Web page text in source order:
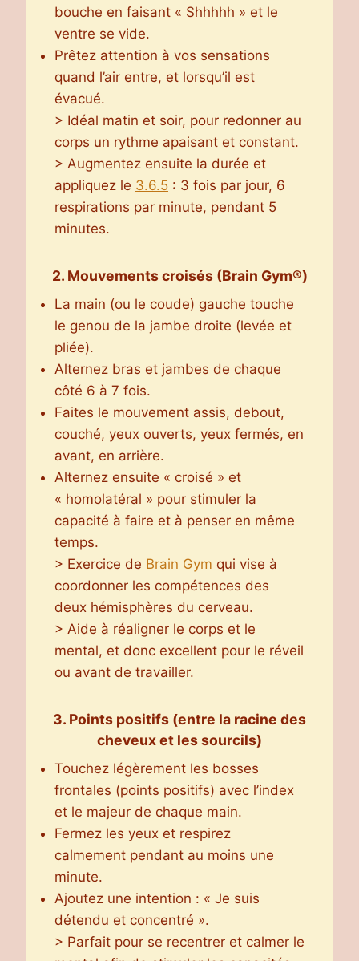
bouche en faisant « Shhhhh » et le
ventre se vide.
Prêtez attention à vos sensations
quand l’air entre, et lorsqu’il est
évacué.
> Idéal matin et soir, pour redonner au
corps un rythme apaisant et constant.
> Augmentez ensuite la durée et
appliquez le 3.6.5 : 3 fois par jour, 6
respirations par minute, pendant 5
minutes.
2. Mouvements croisés (Brain Gym®)
La main (ou le coude) gauche touche
le genou de la jambe droite (levée et
pliée).
Alternez bras et jambes de chaque
côté 6 à 7 fois.
Faites le mouvement assis, debout,
couché, yeux ouverts, yeux fermés, en
avant, en arrière.
Alternez ensuite « croisé » et
« homolatéral » pour stimuler la
capacité à faire et à penser en même
temps.
> Exercice de Brain Gym qui vise à
coordonner les compétences des
deux hémisphères du cerveau.
> Aide à réaligner le corps et le
mental, et donc excellent pour le réveil
ou avant de travailler.
3. Points positifs (entre la racine des
cheveux et les sourcils)
Touchez légèrement les bosses
frontales (points positifs) avec l’index
et le majeur de chaque main.
Fermez les yeux et respirez
calmement pendant au moins une
minute.
Ajoutez une intention : « Je suis
détendu et concentré ».
> Parfait pour se recentrer et calmer le